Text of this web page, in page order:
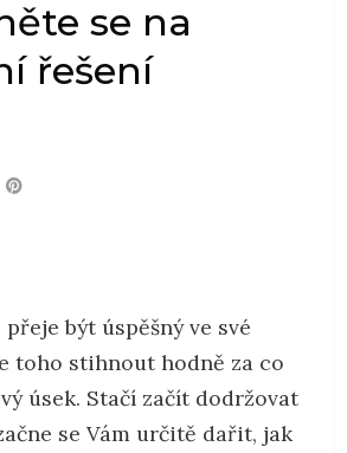
se na
řešení
být úspěšný ve své
toho stihnout hodně za co
úsek. Stačí začít dodržovat
se Vám určitě dařit, jak